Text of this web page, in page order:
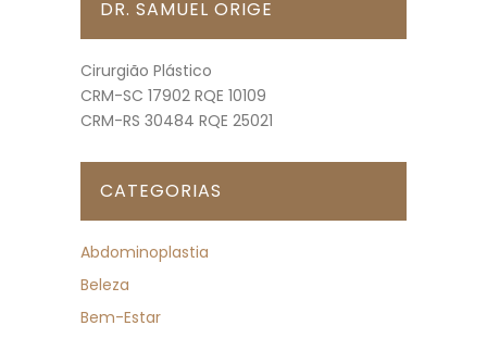
DR. SAMUEL ORIGE
Cirurgião Plástico
CRM-SC 17902 RQE 10109
CRM-RS 30484 RQE 25021
CATEGORIAS
Abdominoplastia
Beleza
Bem-Estar